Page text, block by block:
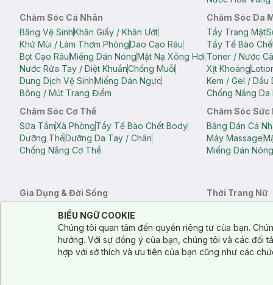
Chăm Sóc Cá Nhân
Băng Vệ SinhKhăn Giấy / Khăn Ướt
Khử Mùi / Làm Thơm PhòngDao Cạo Râu
Bọt Cạo RâuMiếng Dán NóngMặt Nạ Xông Hơi
Nước Rửa Tay / Diệt KhuẩnChống Muỗi
Dung Dịch Vệ SinhMiếng Dán Ngực
Bông / Mút Trang Điểm
Chăm Sóc Da
Tẩy Trang Mặt
Tẩy Tế Bào
Toner / Nước
Xịt Khoáng
Kem / Gel / Dầu
Chống Nắng Da
Chăm Sóc Cơ Thể
Sữa TắmXà PhòngTẩy Tế Bào Chết Body
Dưỡng ThểDưỡng Da Tay / Chân
Chống Nắng Cơ Thể
Chăm Sóc Sức
Băng Dán Cá
Máy Massage
Miếng Dán Nóng
Gia Dụng & Đời Sống
Bông Tắm / Phụ Kiện Tắm
Phụ Kiện Điện Thoại Quạt Cầm Tay / Quạt Mini
Khử Mùi / Làm Thơm PhòngNước GiặtNước Xả
Thời Trang Nữ
Quần Lót Nữ
Túi Xách
Cookie Consent
Notice about cookies usage
BIỂU NGỮ COOKIE
Chúng tôi quan tâm đến quyền riêng tư của bạn.
hướng. Với sự đồng ý của bạn, chúng tôi và các đối
hợp với sở thích và ưu tiên của bạn cũng như các